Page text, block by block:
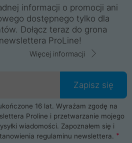
informacji o promocji ani
dostępnego tylko dla
Dołącz teraz do grona
ProLine!
Więcej informacji
Zapisz się
16 lat. Wyrażam zgodę na
Proline i przetwarzanie mojego
wiadomości. Zapoznałem się i
regulaminu newslettera.